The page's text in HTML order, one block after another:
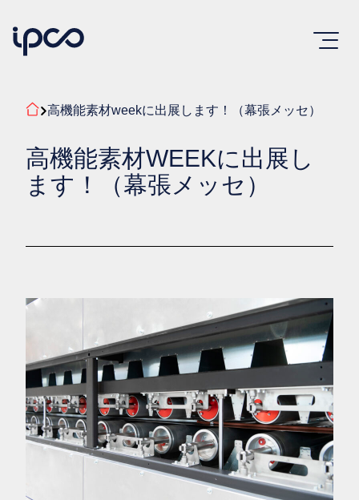
高機能素材weekに出展します！（幕張メッセ）
高機能素材WEEKに出展し
ます！（幕張メッセ）